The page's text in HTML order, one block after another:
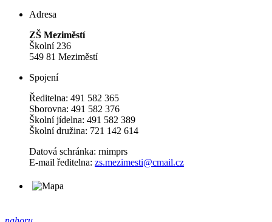
Adresa
ZŠ Meziměstí
Školní 236
549 81 Meziměstí
Spojení
Ředitelna: 491 582 365
Sborovna: 491 582 376
Školní jídelna: 491 582 389
Školní družina: 721 142 614
Datová schránka: rnimprs
E-mail ředitelna: zs.mezimesti@cmail.cz